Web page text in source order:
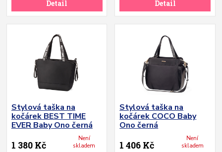
Detail Detail
Stylová taška na
kočárek BEST TIME
EVER Baby Ono černá
1 380 Kč
Není
skladem
Stylová taška na
kočárek COCO Baby
Ono černá
1 406 Kč
Není
skladem